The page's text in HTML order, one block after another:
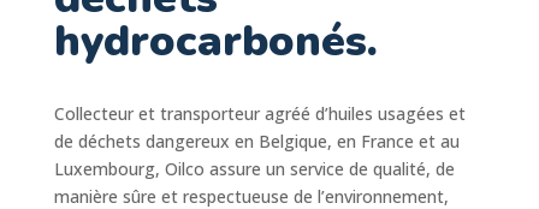
hydrocarbonés.
Collecteur et transporteur agréé d’huiles usagées et
de déchets dangereux en Belgique, en France et au
Luxembourg, Oilco assure un service de qualité, de
manière sûre et respectueuse de l’environnement,